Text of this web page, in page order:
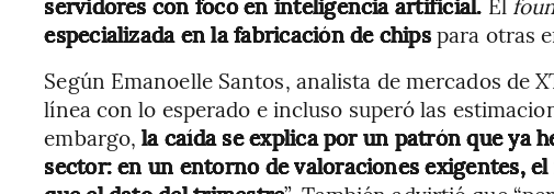
especializada en la fabricación de chipspara otras
Según Emanoelle Santos, analista de mercados de
línea con lo esperado e incluso superó las
embargo,la caída se explica por un patrón que ya
sector: en un entorno de valoraciones exigentes,